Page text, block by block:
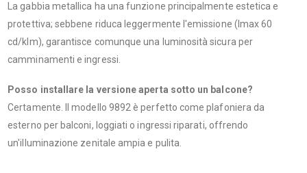
La gabbia metallica ha una funzione principalmente estetica e
protettiva; sebbene riduca leggermente l'emissione (Imax 60
cd/klm), garantisce comunque una luminosità sicura per
camminamenti e ingressi.
Posso installare la versione aperta sotto un balcone?
Certamente. Il modello 9892 è perfetto come plafoniera da
esterno per balconi, loggiati o ingressi riparati, offrendo
un'illuminazione zenitale ampia e pulita.